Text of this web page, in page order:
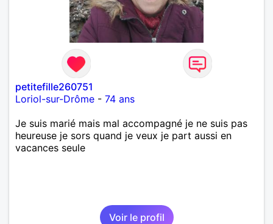
petitefille260751
Loriol-sur-Drôme - 74 ans
Je suis marié mais mal accompagné je ne suis pas
heureuse je sors quand je veux je part aussi en
vacances seule
Voir le profil